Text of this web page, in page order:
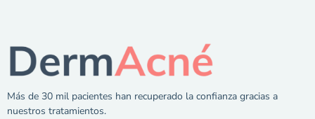
Más de 30 mil pacientes han recuperado la confianza gracias a
nuestros tratamientos.